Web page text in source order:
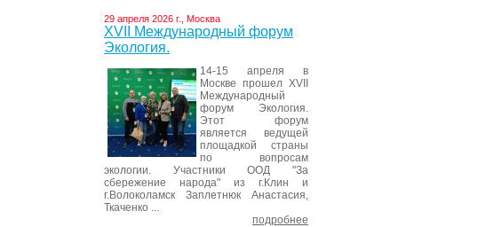
29 апреля 2026 г., Москва
XVII Международный форум
Экология.
14-15 апреля в
Москве прошел XVII
Международный
форум Экология.
Этот форум
является ведущей
площадкой страны
по вопросам
экологии. Участники ООД "За
сбережение народа" из г.Клин и
г.Волоколамск Заплетнюк Анастасия,
Ткаченко ...
подробнее